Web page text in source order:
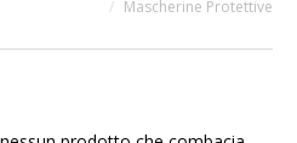
Mascherine Protettive